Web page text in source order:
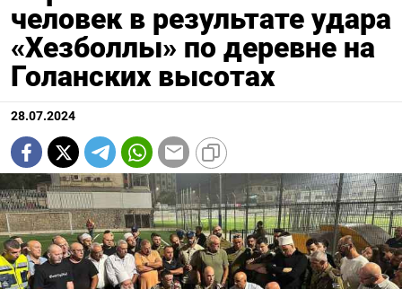
человек в результате удара
«Хезболлы» по деревне на
Голанских высотах
28.07.2024